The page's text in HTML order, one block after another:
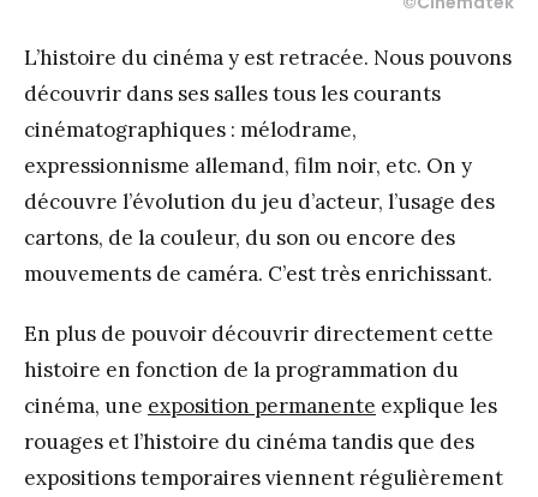
L’histoire du cinéma y est retracée. Nous pouvons
découvrir dans ses salles tous les courants
cinématographiques : mélodrame,
expressionnisme allemand, film noir, etc. On y
découvre l’évolution du jeu d’acteur, l’usage des
cartons, de la couleur, du son ou encore des
mouvements de caméra. C’est très enrichissant.
En plus de pouvoir découvrir directement cette
histoire en fonction de la programmation du
cinéma, une exposition permanente explique les
rouages et l’histoire du cinéma tandis que des
expositions temporaires viennent régulièrement